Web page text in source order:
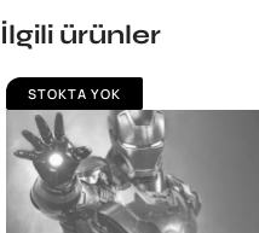
İlgili ürünler
STOKTA YOK